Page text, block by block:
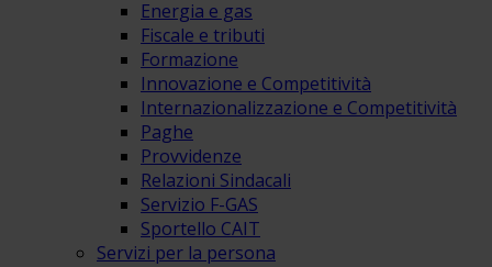
Energia e gas
Fiscale e tributi
Formazione
Innovazione e Competitività
Internazionalizzazione e Competitività
Paghe
Provvidenze
Relazioni Sindacali
Servizio F-GAS
Sportello CAIT
Servizi per la persona